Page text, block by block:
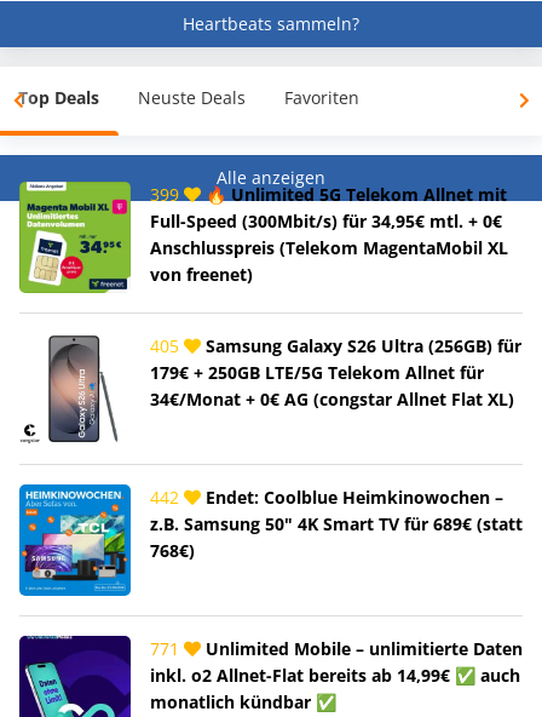
Heartbeats sammeln?
Top Deals Neuste Deals Favoriten
Alle anzeigen
399
🔥 Unlimited 5G Telekom Allnet mit
Full-Speed (300Mbit/s) für 34,95€ mtl. + 0€
Anschlusspreis (Telekom MagentaMobil XL
von freenet)
405
Samsung Galaxy S26 Ultra (256GB) für
179€ + 250GB LTE/5G Telekom Allnet für
34€/Monat + 0€ AG (congstar Allnet Flat XL)
442
Endet: Coolblue Heimkinowochen –
z.B. Samsung 50" 4K Smart TV für 689€ (statt
768€)
771
Unlimited Mobile – unlimitierte Daten
inkl. o2 Allnet-Flat bereits ab 14,99€ ✅ auch
monatlich kündbar ✅